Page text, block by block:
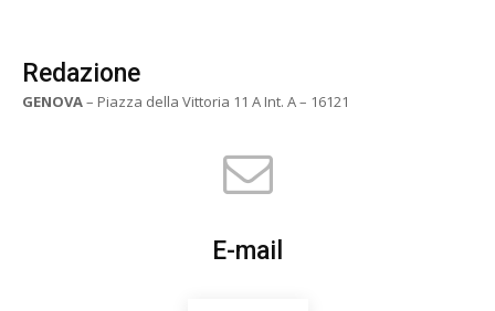
Redazione
GENOVA– Piazza della Vittoria 11 A Int. A – 16121
E-mail